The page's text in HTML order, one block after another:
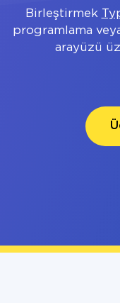
Birleştirmek
programlama
arayüzü